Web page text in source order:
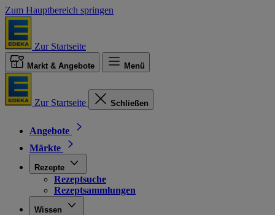
Zum Hauptbereich springen
Zur Startseite
Markt & Angebote Menü
Zur Startseite Schließen
Angebote
Märkte
Rezepte
Rezeptsuche
Rezeptsammlungen
Wissen